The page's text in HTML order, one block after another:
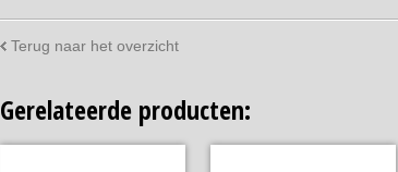
Terug naar het overzicht
Gerelateerde producten: